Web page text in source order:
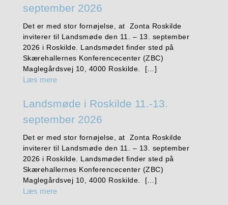
september 2026
Det er med stor fornøjelse, at Zonta Roskilde
inviterer til Landsmøde den 11. – 13. september
2026 i Roskilde. Landsmødet finder sted på
Skærehallernes Konferencecenter (ZBC)
Maglegårdsvej 10, 4000 Roskilde. […]
Læs mere
Landsmøde i Roskilde 11.-13.
september 2026
Det er med stor fornøjelse, at Zonta Roskilde
inviterer til Landsmøde den 11. – 13. september
2026 i Roskilde. Landsmødet finder sted på
Skærehallernes Konferencecenter (ZBC)
Maglegårdsvej 10, 4000 Roskilde. […]
Læs mere